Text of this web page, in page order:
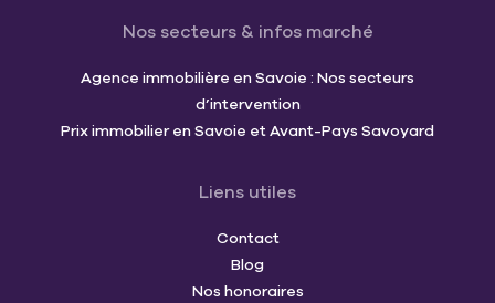
Nos secteurs & infos marché
Agence immobilière en Savoie : Nos secteurs
d’intervention
Prix immobilier en Savoie et Avant-Pays Savoyard
Liens utiles
Contact
Blog
Nos honoraires